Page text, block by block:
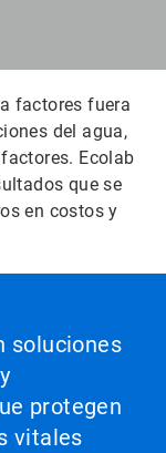
factores fuera
del agua,
Ecolab
que se
en costos y
soluciones
protegen
vitales